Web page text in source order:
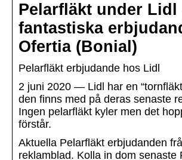
Pelarfläkt under Lidl
fantastiska
Ofertia (Bonial)
Pelarfläkt erbjudande hos Lidl
2 juni 2020 — Lidl har en
den finns med på deras senaste
Ingen pelarfläkt kyler men det
förstår.
Aktuella Pelarfläkt erbjudanden
reklamblad. Kolla in dom senaste